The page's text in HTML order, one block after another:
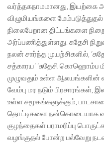
வர்த்தகநாமமானது, இயற்கை
விழுமியங்களை
நிலைபேறான திட்டங்களை
அர்ப்பணித்துள்ளது. சுதேசி
நலன் சார்ந்த முயற்சிகளில்,
சத்காரய’ ‘சுதேசி கொஹொம்ப
முழுவதும் உள்ள ஆலயங்களின்
வேம்பு மர நடும் பிரசாரங்கள்,
உள்ள சமூகங்களுக்கும்,
தொட்டிகளை நன்கொடையாக
குழந்தைகள் பராமரிப்பு
வழங்குதல் போன்ற பல்வேறு